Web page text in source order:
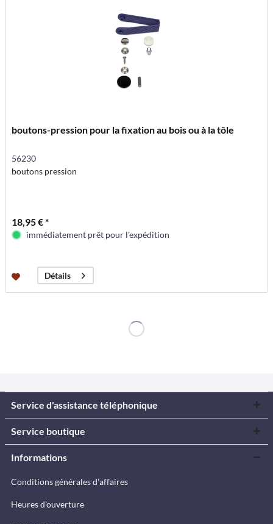
boutons-pression pour la fixation au bois ou à la tôle
56230
boutons pression
18,95 € *
immédiatement prêt pour l'expédition
Détails
Service d'assistance téléphonique
Service boutique
Informations
Conditions générales d'affaires
Heures d'ouverture